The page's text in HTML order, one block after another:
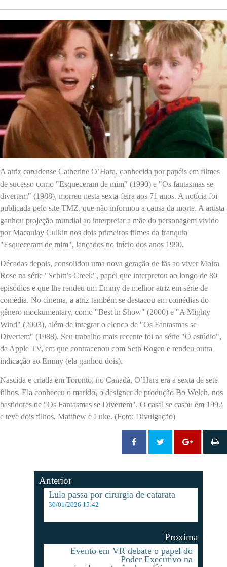
A atriz canadense Catherine O’Hara, conhecida por papéis em filmes
de sucesso como "Esqueceram de mim" (1990) e "Os fantasmas se
divertem" (1988), morreu nesta sexta-feira aos 71 anos. A notícia foi
publicada pelo site TMZ, que não informou a causa da morte. A artista
ganhou projeção mundial ao interpretar a mãe do personagem vivido
por Macaulay Culkin nos dois primeiros filmes da franquia
"Esqueceram de mim", lançados no início dos anos 1990.
Décadas depois, consolidou uma nova geração de fãs ao viver Moira
Rose na série "Schitt’s Creek", papel que interpretou ao longo de 80
episódios e que lhe rendeu um Emmy de melhor atriz em série de
comédia. No cinema, a atriz também se destacou em comédias do
gênero mockumentary, como "Best in Show" (2000) e "A Mighty
Wind" (2003), além de integrar o elenco de "Os Fantasmas se
Divertem" (1988). Seu trabalho mais recente foi na série "O estúdio",
da Apple TV, em que contracenou com Seth Rogen e rendeu outra
indicação ao Emmy (ela ganhou dois).
Nascida e criada em Toronto, no Canadá, O’Hara era a sexta de sete
filhos. Ela conheceu o marido, o designer de produção Bo Welch, nos
bastidores de "Os Fantasmas se Divertem". O casal se casou em 1992
e teve dois filhos, Matthew e Luke. (Foto: Divulgação)
Anterior
Lula passa por cirurgia de catarata
30/01/2026 15:42
Proxima
Evento em VR debate o papel do
Poder Executivo na